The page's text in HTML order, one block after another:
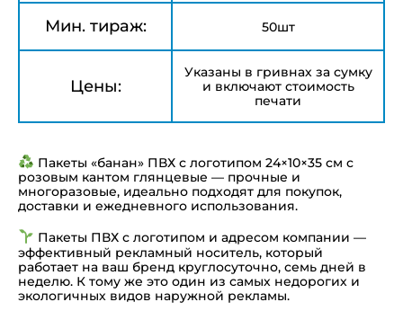
Мин. тираж: 50шт
Цены:
Указаны в гривнах за сумку
и включают стоимость
печати
Пакеты «банан» ПВХ с логотипом 24×10×35 см с
розовым кантом глянцевые — прочные и
многоразовые, идеально подходят для покупок,
доставки и ежедневного использования.
Пакеты ПВХ с логотипом и адресом компании —
эффективный рекламный носитель, который
работает на ваш бренд круглосуточно, семь дней в
неделю. К тому же это один из самых недорогих и
экологичных видов наружной рекламы.